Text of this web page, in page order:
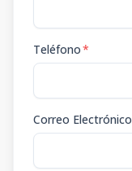
Teléfono*
Correo Electrónico